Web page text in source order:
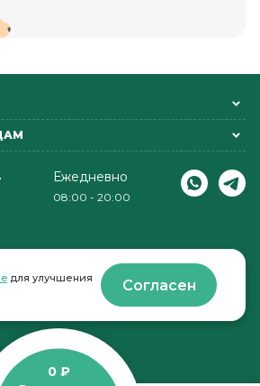
Ежедневно
08:00 - 20:00
© 2022-2026 . По соседству
0 ₽
для улучшения
Согласен